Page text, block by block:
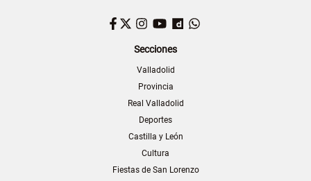
Facebook
TwitterInstagram
YouTubeDailymotion
Secciones
Valladolid
Provincia
Real Valladolid
Deportes
Castilla y León
Cultura
Fiestas de San Lorenzo